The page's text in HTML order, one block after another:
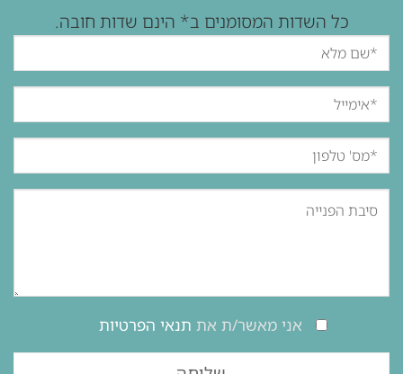
כל השדות המסומנים ב* הינם שדות חובה.
אני מאשר/ת את תנאי הפרטיות